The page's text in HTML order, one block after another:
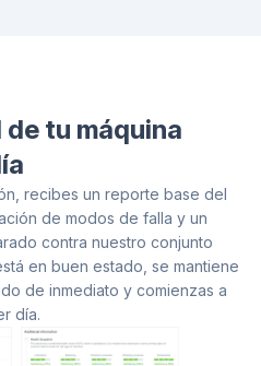
tu máquina
recibes un reporte base del
de modos de falla y un
contra nuestro conjunto
en buen estado, se mantiene
de inmediato y comienzas a
día.